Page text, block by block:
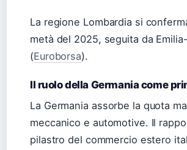
La regione Lombardia si
metà del 2025, seguita da
(Euroborsa).
Il ruolo della Germania come
La Germania assorbe la quota
meccanico e automotive. Il
pilastro del commercio estero